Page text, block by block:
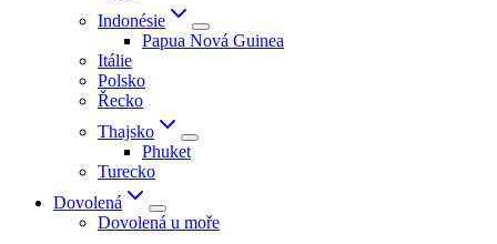
Indonésie
Papua Nová Guinea
Itálie
Polsko
Řecko
Thajsko
Phuket
Turecko
Dovolená
Dovolená u moře